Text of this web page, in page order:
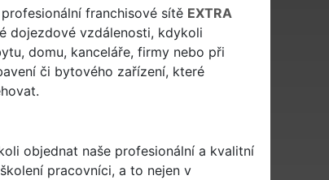
franchisové sítě EXTRA
dojezdové vzdálenosti, kdykoli
domu, kanceláře, firmy nebo při
či bytového zařízení, které
objednat naše profesionální a kvalitní
pracovníci, a to nejen v